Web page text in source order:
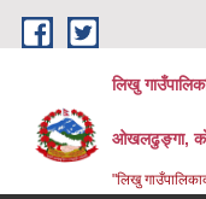
Skip to main content
लिखु
ओखलढुङ्गा,
"लिखु